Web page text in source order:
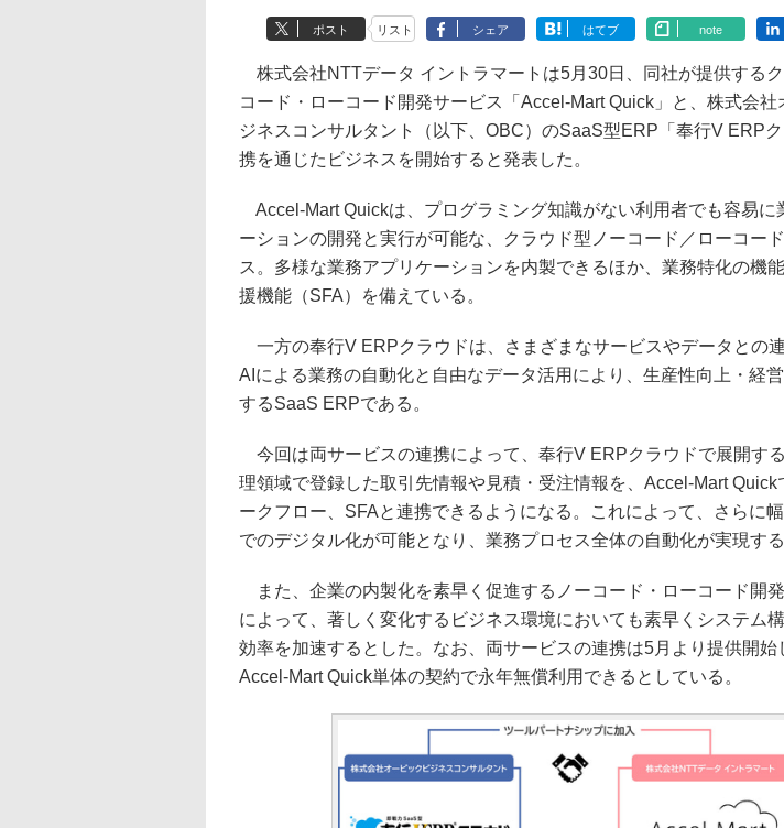
ポスト リスト シェア はてブ note
株式会社NTTデータ イントラマートは5月30日、同社が提供する
コード・ローコード開発サービス「Accel-Mart Quick」と、株式会社
ジネスコンサルタント（以下、OBC）のSaaS型ERP「奉行V ERP
携を通じたビジネスを開始すると発表した。
Accel-Mart Quickは、プログラミング知識がない利用者でも容易に
ーションの開発と実行が可能な、クラウド型ノーコード／ローコー
ス。多様な業務アプリケーションを内製できるほか、業務特化の機
援機能（SFA）を備えている。
一方の奉行V ERPクラウドは、さまざまなサービスやデータとの連
AIによる業務の自動化と自由なデータ活用により、生産性向上・経
するSaaS ERPである。
今回は両サービスの連携によって、奉行V ERPクラウドで展開す
理領域で登録した取引先情報や見積・受注情報を、Accel-Mart Quick
ークフロー、SFAと連携できるようになる。これによって、さらに
でのデジタル化が可能となり、業務プロセス全体の自動化が実現する
また、企業の内製化を素早く促進するノーコード・ローコード開
によって、著しく変化するビジネス環境においても素早くシステム
効率を加速するとした。なお、両サービスの連携は5月より提供開始
Accel-Mart Quick単体の契約で永年無償利用できるとしている。